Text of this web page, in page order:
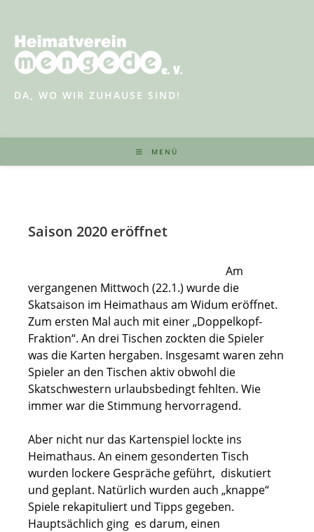
springen
DA, WO WIR ZUHAUSE SIND!
MENÜ
Saison 2020 eröffnet
Am
vergangenen Mittwoch (22.1.) wurde die
Skatsaison im Heimathaus am Widum eröffnet.
Zum ersten Mal auch mit einer „Doppelkopf-
Fraktion“. An drei Tischen zockten die Spieler
was die Karten hergaben. Insgesamt waren zehn
Spieler an den Tischen aktiv obwohl die
Skatschwestern urlaubsbedingt fehlten. Wie
immer war die Stimmung hervorragend.
Aber nicht nur das Kartenspiel lockte ins
Heimathaus. An einem gesonderten Tisch
wurden lockere Gespräche geführt, diskutiert
und geplant. Natürlich wurden auch „knappe“
Spiele rekapituliert und Tipps gegeben.
Hauptsächlich ging es darum, einen